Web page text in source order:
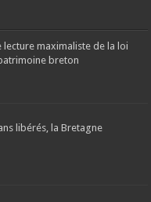
lecture maximaliste de la loi
breton
libérés, la Bretagne